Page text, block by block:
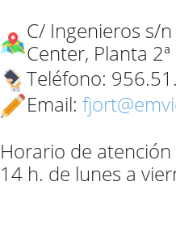
C/ Ingenieros s/
Center, Planta 2ª
Teléfono:
Email:
Horario de
14 h. de lunes a